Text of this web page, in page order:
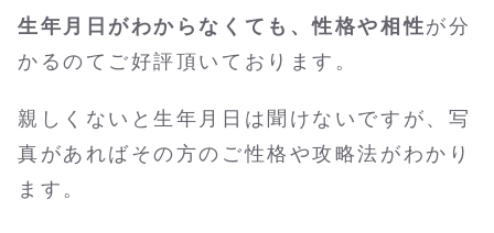
生年月日がわからなくても、性格や相性が分
かるのてご好評頂いております。
親しくないと生年月日は聞けないですが、写
真があればその方のご性格や攻略法がわかり
ます。